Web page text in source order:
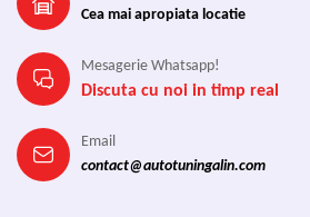
Cea mai apropiata locatie
Mesagerie Whatsapp!
Discuta cu noi in timp real
Email
contact@autotuningalin.com